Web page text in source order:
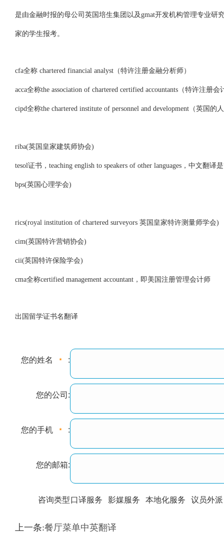
是由金融时报的母公司英国培生集团以及gmat开发机构管理专业
家的学生报考。
cfa全称 chartered financial analyst（特许注册金融分析师）
acca全称the association of chartered certified accountants（特许注册
cipd全称the chartered institute of personnel and development（英国的
riba(英国皇家建筑师协会)
tesol证书，teaching english to speakers of other languages，中文翻译
bps(英国心理学会)
rics(royal institution of chartered surveyors 英国皇家特许测量师学会)
cim(英国特许营销协会)
cii(英国特许保险学会)
cma全称certified management accountant，即美国注册管理会计师
出国留学证书名翻译
您的姓名 :
您的公司:
您的手机 :
您的邮箱:
咨询类型口译服务 影媒服务 本地化服务 议员外派
训翻译 标准级
上一条:餐厅菜单中英翻译